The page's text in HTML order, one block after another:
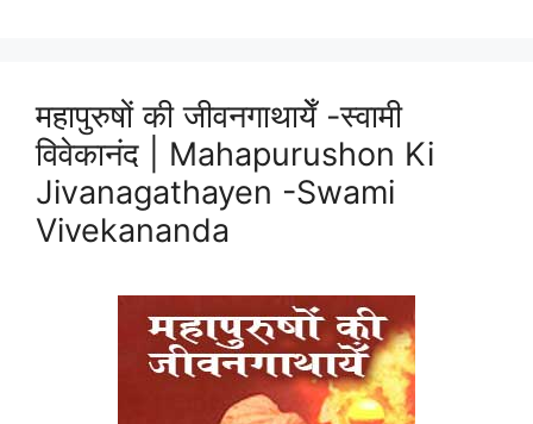
महापुरुषों की जीवनगाथायेँ -स्वामी
विवेकानंद | Mahapurushon Ki
Jivanagathayen -Swami
Vivekananda